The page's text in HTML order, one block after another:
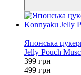
Японська
Jelly Pouch
399 грн
499 грн